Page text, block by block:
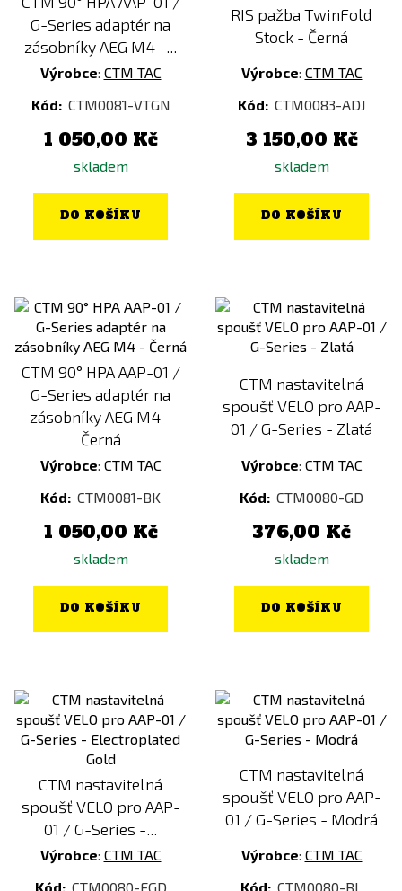
G-Series adaptér na
zásobníky AEG M4 -...
Výrobce: CTM TAC
Kód: CTM0081-VTGN
1 050,00 Kč
skladem
DO KOŠÍKU
RIS pažba TwinFold
Stock - Černá
Výrobce: CTM TAC
Kód: CTM0083-ADJ
3 150,00 Kč
skladem
DO KOŠÍKU
CTM 90° HPA AAP-01 /
G-Series adaptér na
zásobníky AEG M4 -
Černá
Výrobce: CTM TAC
Kód: CTM0081-BK
1 050,00 Kč
skladem
DO KOŠÍKU
CTM nastavitelná
spoušť VELO pro AAP-
01 / G-Series - Zlatá
Výrobce: CTM TAC
Kód: CTM0080-GD
376,00 Kč
skladem
DO KOŠÍKU
CTM nastavitelná
spoušť VELO pro AAP-
01 / G-Series -...
Výrobce: CTM TAC
Kód: CTM0080-EGD
CTM nastavitelná
spoušť VELO pro AAP-
01 / G-Series - Modrá
Výrobce: CTM TAC
Kód: CTM0080-BL